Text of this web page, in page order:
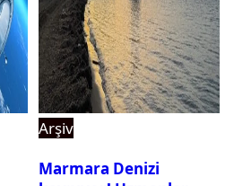
Arşiv
Marmara Denizi